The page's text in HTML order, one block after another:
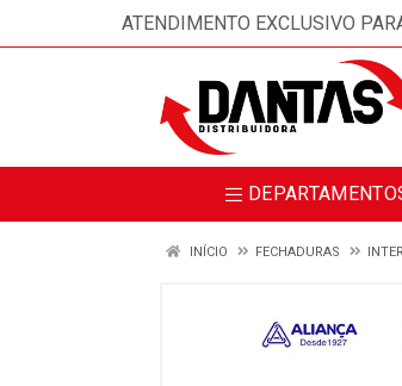
ATENDIMENTO EXCLUSIVO
INÍCIO FECHADURAS